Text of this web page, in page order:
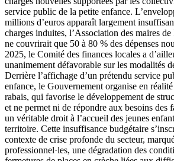
service public de la petite enfance.
millions d’euros apparaît largement
charges induites, l’Association des maires
ne couvrirait que 50 à 80 % des dépenses
2025, le Comité des finances locales a
unanimement défavorable sur les modalités
Derrière l’affichage d’un prétendu service
enfance, le Gouvernement organise en
rabais, qui favorise le développement de
et ne permet ni de répondre aux besoins des
un véritable droit à l’accueil des jeunes
territoire. Cette insuffisance budgétaire
contexte de crise profonde du secteur,
professionnel·les, une dégradation des